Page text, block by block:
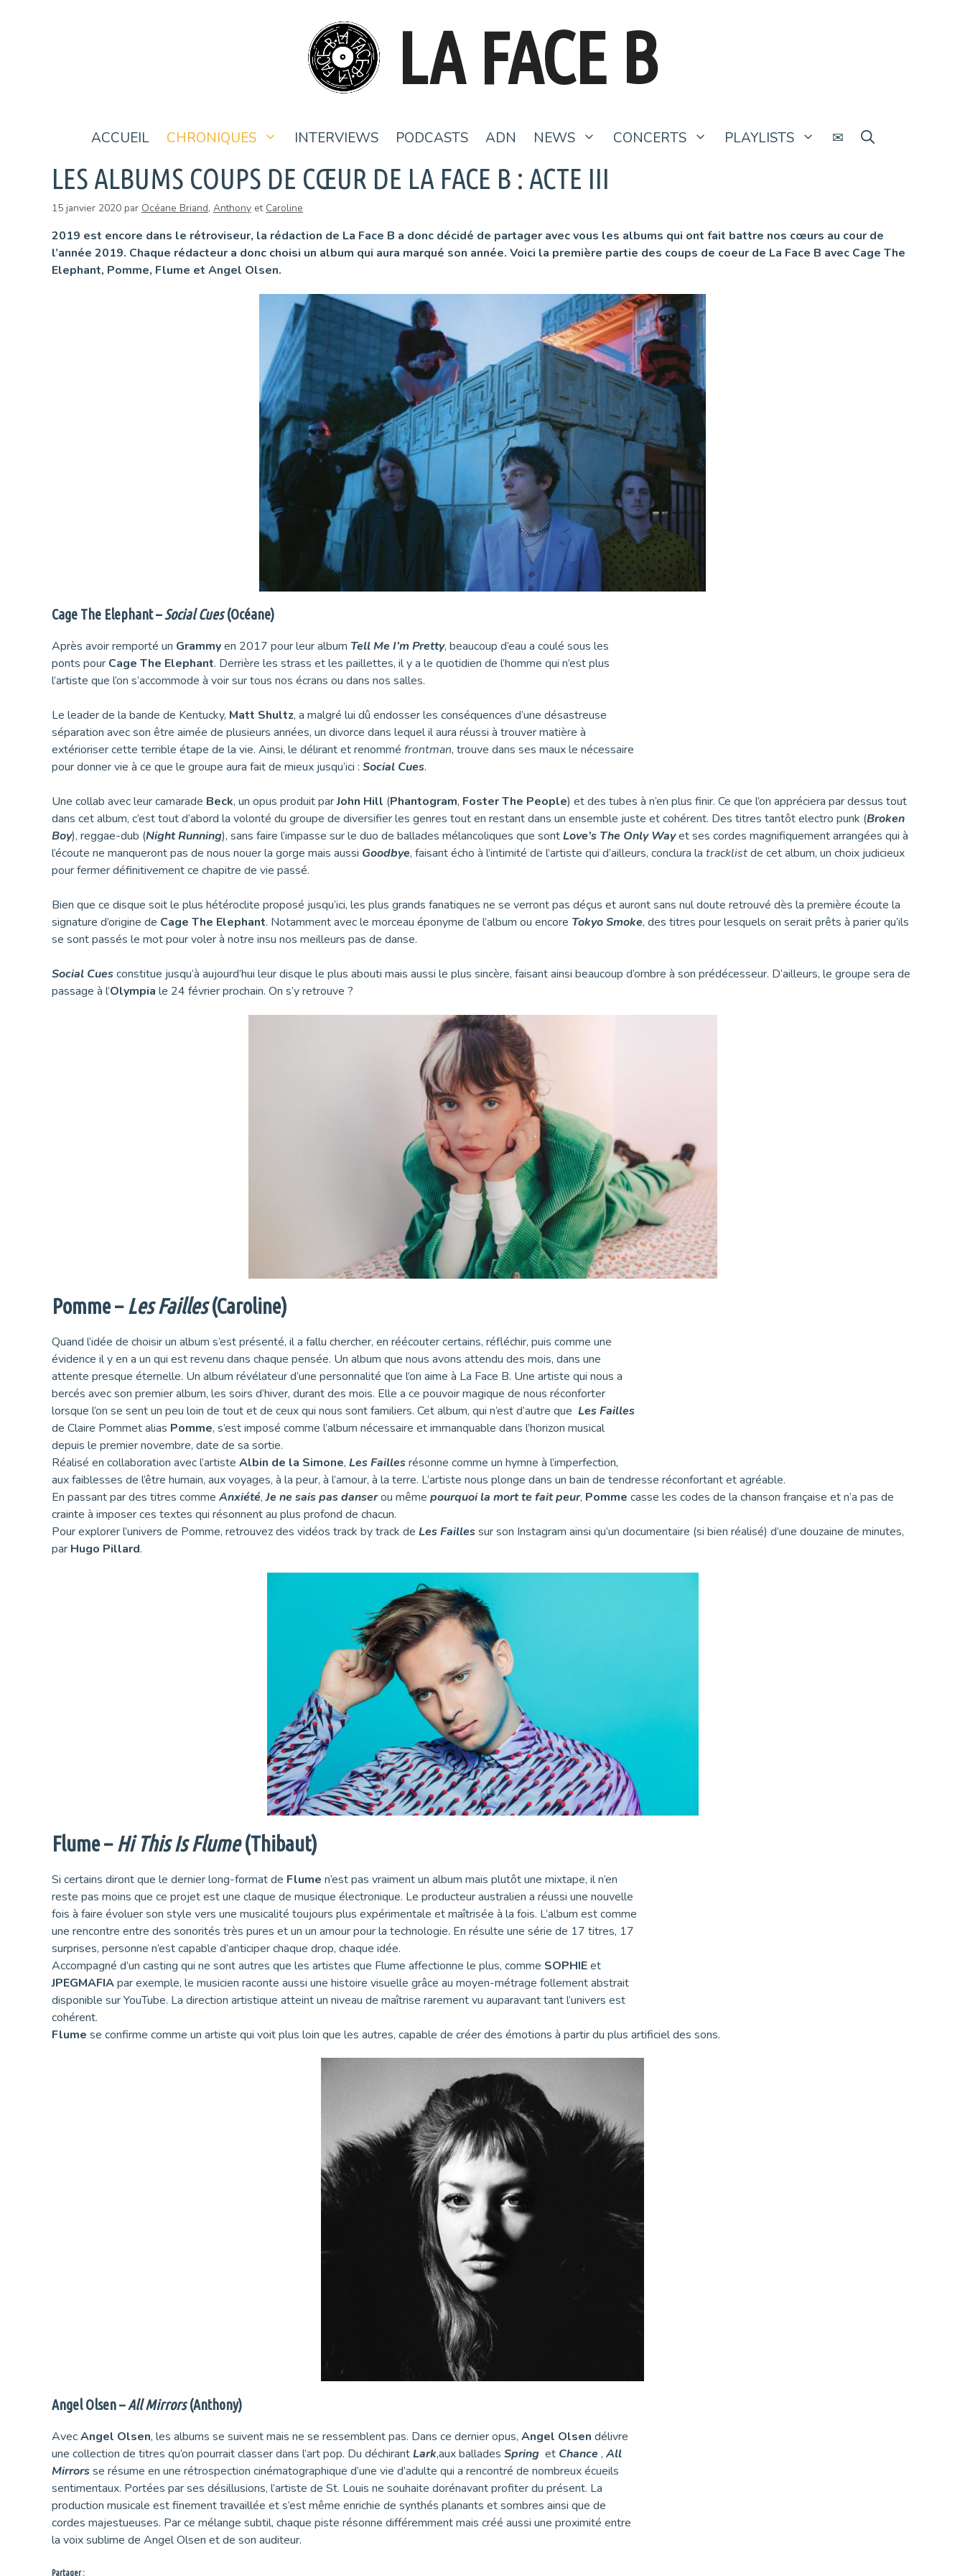
LA FACE B
ACCUEIL CHRONIQUES INTERVIEWS PODCASTS ADN NEWS CONCERTS PLAYLISTS ✉
LES ALBUMS COUPS DE CŒUR DE LA FACE B : ACTE III
15 janvier 2020 par Océane Briand, Anthony et Caroline
2019 est encore dans le rétroviseur, la rédaction de La Face B a donc décidé de partager avec vous les albums qui ont fait battre nos cœurs au cour de
l’année 2019. Chaque rédacteur a donc choisi un album qui aura marqué son année. Voici la première partie des coups de coeur de La Face B avec Cage The
Elephant, Pomme, Flume et Angel Olsen.
Cage The Elephant –Social Cues(Océane)
Après avoir remporté un Grammyen 2017 pour leur album Tell Me I’m Pretty, beaucoup d’eau a coulé sous les
ponts pour Cage The Elephant. Derrière les strass et les paillettes, il y a le quotidien de l’homme qui n’est plus
l’artiste que l’on s’accommode à voir sur tous nos écrans ou dans nos salles.
Le leader de la bande de Kentucky, Matt Shultz, a malgré lui dû endosser les conséquences d’une désastreuse
séparation avec son être aimée de plusieurs années, un divorce dans lequel il aura réussi à trouver matière à
extérioriser cette terrible étape de la vie. Ainsi, le délirant et renommé frontman, trouve dans ses maux le nécessaire
pour donner vie à ce que le groupe aura fait de mieux jusqu’ici : Social Cues.
Une collab avec leur camarade Beck, un opus produit parJohn Hill (Phantogram, Foster The People) et des tubes à n’en plus finir. Ce que l’on appréciera par dessus tout
dans cet album, c’est tout d’abord la volonté du groupe de diversifier les genres tout en restant dans un ensemble juste et cohérent. Des titres tantôt electro punk (Broken
Boy), reggae-dub (Night Running), sans faire l’impasse sur le duo de ballades mélancoliques que sontLove’s The Only Wayet ses cordes magnifiquement arrangées qui à
l’écoute ne manqueront pas de nous nouer la gorge mais aussi Goodbye, faisant écho à l’intimité de l’artiste qui d’ailleurs, conclura la tracklistde cet album, un choix judicieux
pour fermer définitivement ce chapitre de vie passé.
Bien que ce disque soit le plus hétéroclite proposé jusqu’ici, les plus grands fanatiques ne se verront pas déçus et auront sans nul doute retrouvé dès la première écoute la
signature d’origine de Cage The Elephant. Notamment avec le morceau éponyme de l’album ou encore Tokyo Smoke, des titres pour lesquels on serait prêts à parier qu’ils
se sont passés le mot pour voler à notre insu nos meilleurs pas de danse.
Social Cuesconstitue jusqu’à aujourd’hui leur disque le plus abouti mais aussi le plus sincère, faisant ainsi beaucoup d’ombre à son prédécesseur. D’ailleurs, le groupe sera de
passage à l’Olympia le 24 février prochain. On s’y retrouve ?
Pomme –Les Failles (Caroline)
Quand l’idée de choisir un album s’est présenté, il a fallu chercher, en réécouter certains, réfléchir, puis comme une
évidence il y en a un qui est revenu dans chaque pensée. Un album que nous avons attendu des mois, dans une
attente presque éternelle. Un album révélateur d’une personnalité que l’on aime à La Face B. Une artiste qui nous a
bercés avec son premier album, les soirs d’hiver, durant des mois. Elle a ce pouvoir magique de nous réconforter
lorsque l’on se sent un peu loin de tout et de ceux qui nous sont familiers. Cet album, qui n’est d’autre que Les Failles
de Claire Pommet alias Pomme, s’est imposé comme l’album nécessaire et immanquable dans l’horizon musical
depuis le premier novembre, date de sa sortie.
Réalisé en collaboration avec l’artiste Albin de la Simone, Les Faillesrésonne comme un hymne à l’imperfection,
aux faiblesses de l’être humain, aux voyages, à la peur, à l’amour, à la terre. L’artiste nous plonge dans un bain de tendresse réconfortant et agréable.
En passant par des titres comme Anxiété,Je ne sais pas danserou même pourquoi la mort te fait peur, Pomme casse les codes de la chanson française et n’a pas de
crainte à imposer ces textes qui résonnent au plus profond de chacun.
Pour explorer l’univers de Pomme, retrouvez des vidéos track by track de Les Faillessur son Instagram ainsi qu’un documentaire (si bien réalisé) d’une douzaine de minutes,
par Hugo Pillard.
Flume – Hi This Is Flume(Thibaut)
Si certains diront que le dernier long-format de Flume n’est pas vraiment un album mais plutôt une mixtape, il n’en
reste pas moins que ce projet est une claque de musique électronique. Le producteur australien a réussi une nouvelle
fois à faire évoluer son style vers une musicalité toujours plus expérimentale et maîtrisée à la fois. L’album est comme
une rencontre entre des sonorités très pures et un un amour pour la technologie. En résulte une série de 17 titres, 17
surprises, personne n’est capable d’anticiper chaque drop, chaque idée.
Accompagné d’un casting qui ne sont autres que les artistes que Flume affectionne le plus, comme SOPHIEet
JPEGMAFIApar exemple, le musicien raconte aussi une histoire visuelle grâce au moyen-métrage follement abstrait
disponible sur YouTube. La direction artistique atteint un niveau de maîtrise rarement vu auparavant tant l’univers est
cohérent.
Flume se confirme comme un artiste qui voit plus loin que les autres, capable de créer des émotions à partir du plus artificiel des sons.
Angel Olsen –All Mirrors(Anthony)
AvecAngel Olsen, les albums se suivent mais ne se ressemblent pas. Dans ce dernier opus, Angel Olsen délivre
une collection de titres qu’on pourrait classer dans l’art pop. Du déchirantLark,aux ballades Spring et Chance, All
Mirrorsse résume en une rétrospection cinématographique d’une vie d’adulte qui a rencontré de nombreux écueils
sentimentaux. Portées par ses désillusions, l’artiste de St. Louis ne souhaite dorénavant profiter du présent. La
production musicale est finement travaillée et s’est même enrichie de synthés planants et sombres ainsi que de
cordes majestueuses. Par ce mélange subtil, chaque piste résonne différemment mais créé aussi une proximité entre
la voix sublime de Angel Olsen et de son auditeur.
Partager :